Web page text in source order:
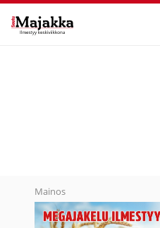
Mainos